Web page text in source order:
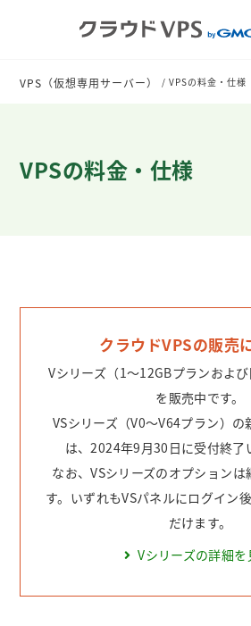
VPS（仮想専用サーバー） VPSの料金・仕様
VPSの料金・仕様
クラウドVPSの販売
Vシリーズ（1～12GBプランおよび
を販売中です。
VSシリーズ（V0～V64プラン）
は、2024年9月30日に受付終了
なお、VSシリーズのオプション
す。いずれもVSパネルにログイン
だけます。
Vシリーズの詳細を